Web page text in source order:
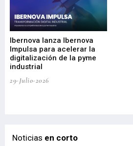
Ibernova lanza Ibernova
Impulsa para acelerar la
digitalización de la pyme
industrial
29-Julio-2026
Noticias en corto